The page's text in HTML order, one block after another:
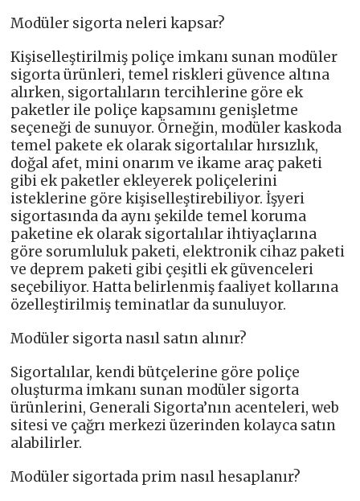
Modüler sigorta neleri kapsar?
Kişiselleştirilmiş poliçe imkanı sunan modüler
sigorta ürünleri, temel riskleri güvence altına
alırken, sigortalıların tercihlerine göre ek
paketler ile poliçe kapsamını genişletme
seçeneği de sunuyor. Örneğin, modüler kaskoda
temel pakete ek olarak sigortalılar hırsızlık,
doğal afet, mini onarım ve ikame araç paketi
gibi ek paketler ekleyerek poliçelerini
isteklerine göre kişiselleştirebiliyor. İşyeri
sigortasında da aynı şekilde temel koruma
paketine ek olarak sigortalılar ihtiyaçlarına
göre sorumluluk paketi, elektronik cihaz paketi
ve deprem paketi gibi çeşitli ek güvenceleri
seçebiliyor. Hatta belirlenmiş faaliyet kollarına
özelleştirilmiş teminatlar da sunuluyor.
Modüler sigorta nasıl satın alınır?
Sigortalılar, kendi bütçelerine göre poliçe
oluşturma imkanı sunan modüler sigorta
ürünlerini, Generali Sigorta’nın acenteleri, web
sitesi ve çağrı merkezi üzerinden kolayca satın
alabilirler.
Modüler sigortada prim nasıl hesaplanır?